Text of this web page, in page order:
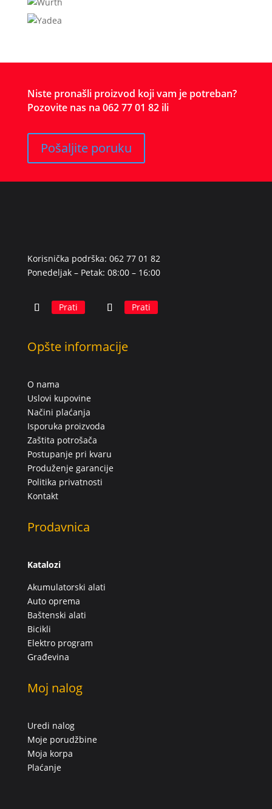
Niste pronašli proizvod koji vam je potreban?
Pozovite nas na 062 77 01 82 ili
Pošaljite poruku
Korisnička podrška: 062 77 01 82
Ponedeljak – Petak: 08:00 – 16:00
Prati Prati
Opšte informacije
O nama
Uslovi kupovine
Načini plaćanja
Isporuka proizvoda
Zaštita potrošača
Postupanje pri kvaru
Produženje garancije
Politika privatnosti
Kontakt
Prodavnica
Katalozi
Akumulatorski alati
Auto oprema
Baštenski alati
Bicikli
Elektro program
Građevina
Moj nalog
Uredi nalog
Moje porudžbine
Moja korpa
Plaćanje